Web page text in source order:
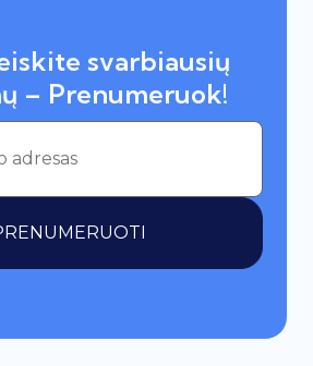
svarbiausių
– Prenumeruok!